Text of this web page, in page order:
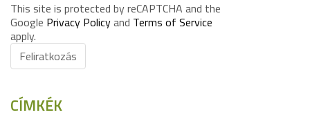
This site is protected by reCAPTCHA and the
Google Privacy Policyand Terms of Service
apply.
Feliratkozás
CÍMKÉK